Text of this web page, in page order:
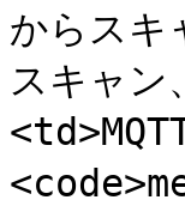
からス
スキャ